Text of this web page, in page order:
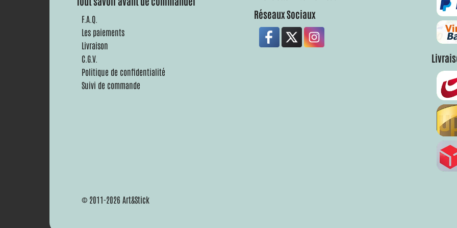
F.A.Q.
Les paiements
Livraison
C.G.V.
Politique de confidentialité
Suivi de commande
Réseaux Sociaux
© 2011-2026 Art&Stick